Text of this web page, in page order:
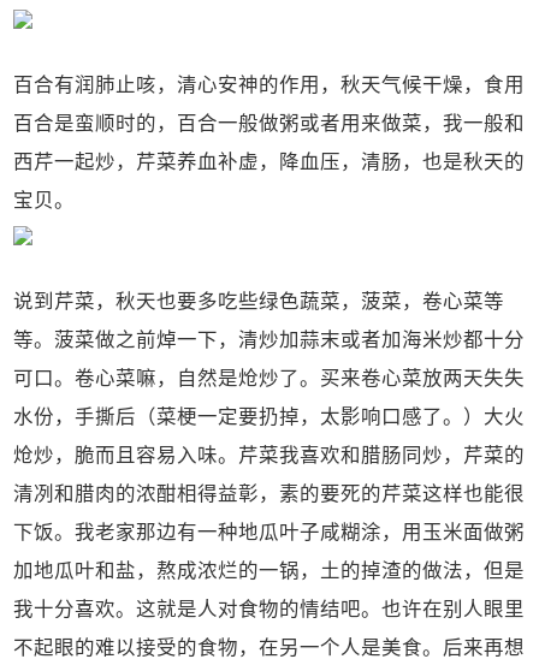
百合有润肺止咳，清心安神的作用，秋天气候干燥，食用
百合是蛮顺时的，百合一般做粥或者用来做菜，我一般和
西芹一起炒，芹菜养血补虚，降血压，清肠，也是秋天的
宝贝。
说到芹菜，秋天也要多吃些绿色蔬菜，菠菜，卷心菜等
等。菠菜做之前焯一下，清炒加蒜末或者加海米炒都十分
可口。卷心菜嘛，自然是炝炒了。买来卷心菜放两天失失
水份，手撕后（菜梗一定要扔掉，太影响口感了。）大火
炝炒，脆而且容易入味。芹菜我喜欢和腊肠同炒，芹菜的
清冽和腊肉的浓酣相得益彰，素的要死的芹菜这样也能很
下饭。我老家那边有一种地瓜叶子咸糊涂，用玉米面做粥
加地瓜叶和盐，熬成浓烂的一锅，土的掉渣的做法，但是
我十分喜欢。这就是人对食物的情结吧。也许在别人眼里
不起眼的难以接受的食物，在另一个人是美食。后来再想